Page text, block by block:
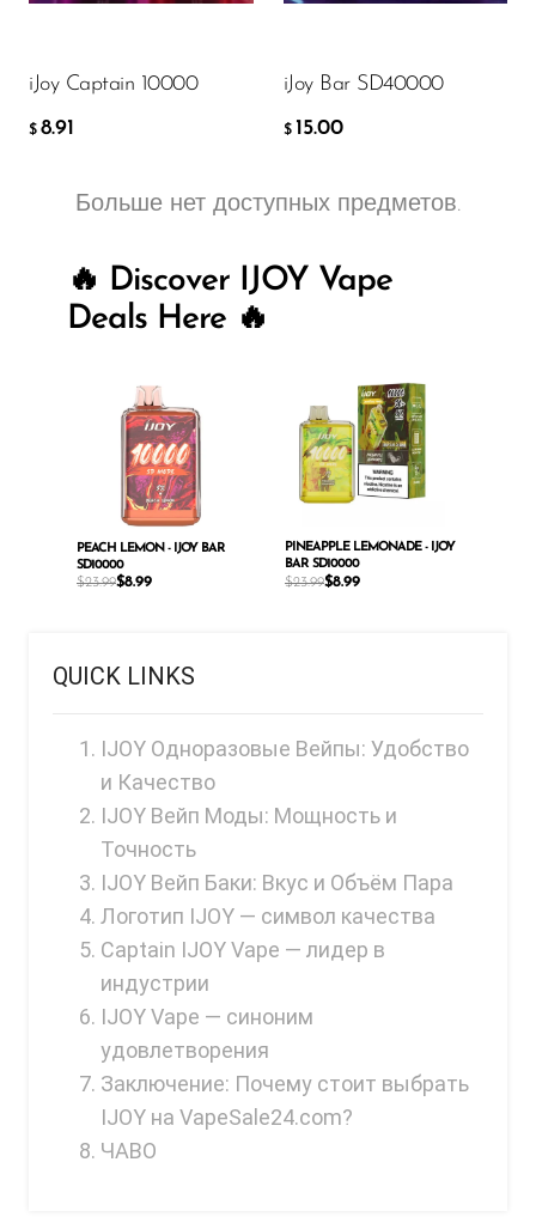
REIGN BAR
Sigelei
SMOK
Snowwolf
So Soul
Spree Bar
Suonon
Suorin
SWFT
VapMod
VIHO
Voom
Vozol
Yo Bar
YOXY
Yovo
Zovoo by Voopoo
iJoy Captain 10000
$ 8.91
iJoy Bar SD40000
$ 15.00
Больше нет доступных предметов.
🔥 Discover IJOY Vape
Deals Here 🔥
PEACH LEMON - IJOY BAR
SD10000
$23.99$8.99
PINEAPPLE LEMONADE - IJOY
BAR SD10000
$23.99$8.99
QUICK LINKS
IJOY Одноразовые Вейпы: Удобство
и Качество
IJOY Вейп Моды: Мощность и
Точность
IJOY Вейп Баки: Вкус и Объём Пара
Логотип IJOY — символ качества
Captain IJOY Vape — лидер в
индустрии
IJOY Vape — синоним
удовлетворения
Заключение: Почему стоит выбрать
IJOY на VapeSale24.com?
ЧАВО